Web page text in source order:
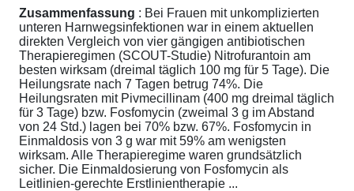
Zusammenfassung : Bei Frauen mit unkomplizierten
unteren Harnwegsinfektionen war in einem aktuellen
direkten Vergleich von vier gängigen antibiotischen
Therapieregimen (SCOUT-Studie) Nitrofurantoin am
besten wirksam (dreimal täglich 100 mg für 5 Tage). Die
Heilungsrate nach 7 Tagen betrug 74%. Die
Heilungsraten mit Pivmecillinam (400 mg dreimal täglich
für 3 Tage) bzw. Fosfomycin (zweimal 3 g im Abstand
von 24 Std.) lagen bei 70% bzw. 67%. Fosfomycin in
Einmaldosis von 3 g war mit 59% am wenigsten
wirksam. Alle Therapieregime waren grundsätzlich
sicher. Die Einmaldosierung von Fosfomycin als
Leitlinien-gerechte Erstlinientherapie ...